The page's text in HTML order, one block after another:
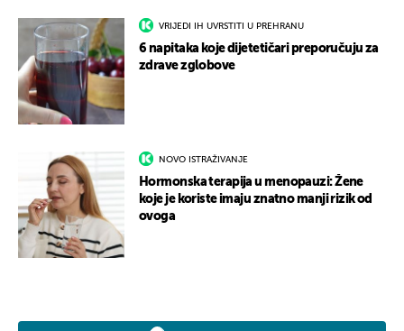
VRIJEDI IH UVRSTITI U PREHRANU
6 napitaka koje dijetetičari preporučuju za
zdrave zglobove
NOVO ISTRAŽIVANJE
Hormonska terapija u menopauzi: Žene
koje je koriste imaju znatno manji rizik od
ovoga